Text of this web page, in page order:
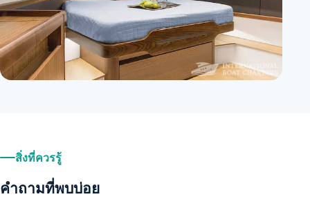
สิ่งที่ควรรู้
คำถามที่พบบ่อย